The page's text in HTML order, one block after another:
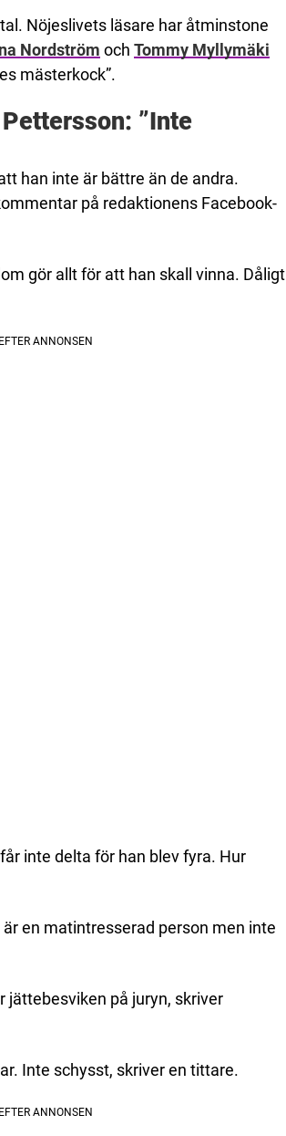
Nöjeslivets läsare har åtminstone
Nordström och Tommy Myllymäki
mästerkock”.
”Inte
han inte är bättre än de andra.
på redaktionens Facebook-
gör allt för att han skall vinna. Dåligt
inte delta för han blev fyra. Hur
en matintresserad person men inte
jättebesviken på juryn, skriver
Inte schysst, skriver en tittare.